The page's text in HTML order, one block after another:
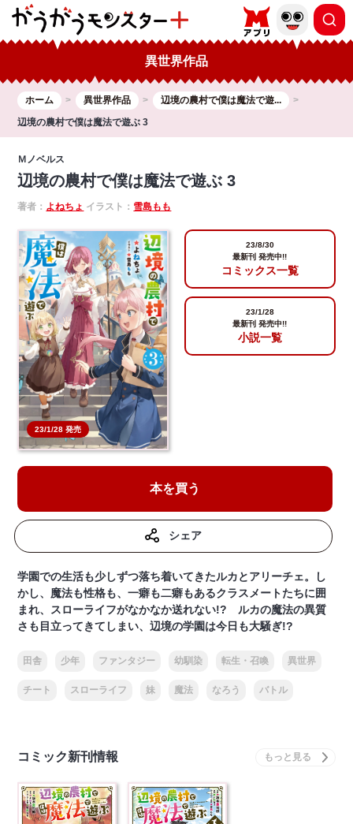
異世界作品
ホーム 異世界作品
‎辺境の農村で僕は魔法で遊...
辺境の農村で僕は魔法で遊ぶ 3
Ｍノベルス
辺境の農村で僕は魔法で遊ぶ 3
著者： よねちょ イラスト： 雪島もも
23/1/28 発売
23/8/30
最新刊 発売中!!
コミックス一覧
23/1/28
最新刊 発売中!!
小説一覧
本を買う
シェア
学園での生活も少しずつ落ち着いてきたルカとアリーチェ。し
かし、魔法も性格も、一癖も二癖もあるクラスメートたちに囲
まれ、スローライフがなかなか送れない!? ルカの魔法の異質
さも目立ってきてしまい、辺境の学園は今日も大騒ぎ!?
田舎 少年 ファンタジー 幼馴染 転生・召喚 異世界
チート スローライフ 妹 魔法 なろう バトル
コミック新刊情報